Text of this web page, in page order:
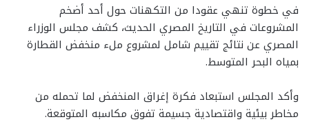
في خطوة تنهي عقودا من التكهنات حول أحد أضخم
المشروعات في التاريخ المصري الحديث، كشف مجلس الوزراء
المصري عن نتائج تقييم شامل لمشروع ملء منخفض القطارة
بمياه البحر المتوسط.
وأكد المجلس استبعاد فكرة إغراق المنخفض لما تحمله من
مخاطر بيئية واقتصادية جسيمة تفوق مكاسبه المتوقعة.